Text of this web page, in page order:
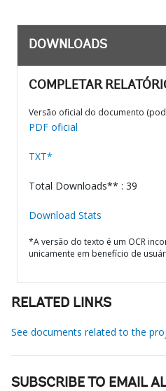
DOWNLOADS
COMPLETAR
Versão oficial do documento
PDF oficial
TXT*
Total Downloads** : 39
Download Stats
*A versão do texto é um OCR
unicamente em benefício de
RELATED LINKS
See documents related to the
SUBSCRIBE TO EMAIL